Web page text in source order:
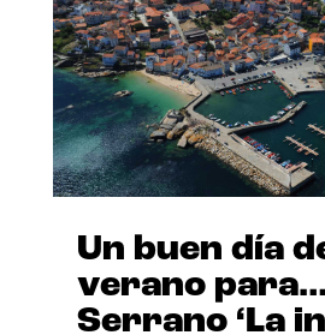
Un buen día
verano
Serrano ‘La